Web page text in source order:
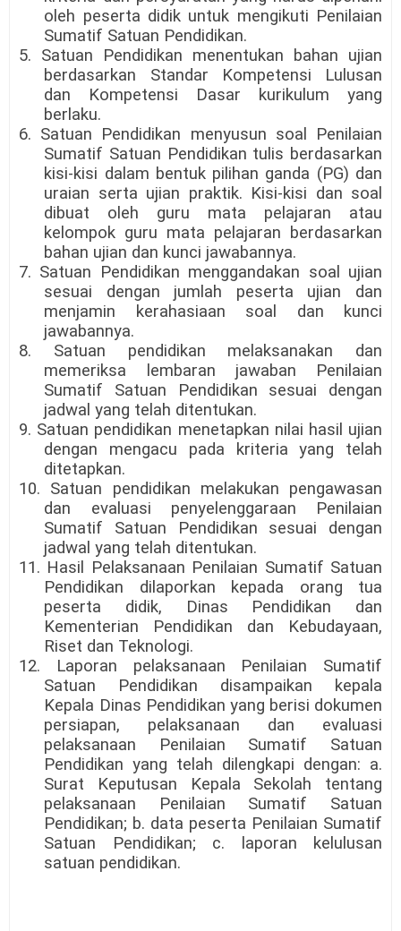
oleh peserta didik untuk mengikuti Penilaian
Sumatif Satuan Pendidikan.
5. Satuan Pendidikan menentukan bahan ujian
berdasarkan Standar Kompetensi Lulusan
dan Kompetensi Dasar kurikulum yang
berlaku.
6. Satuan Pendidikan menyusun soal Penilaian
Sumatif Satuan Pendidikan tulis berdasarkan
kisi-kisi dalam bentuk pilihan ganda (PG) dan
uraian serta ujian praktik. Kisi-kisi dan soal
dibuat oleh guru mata pelajaran atau
kelompok guru mata pelajaran berdasarkan
bahan ujian dan kunci jawabannya.
7. Satuan Pendidikan menggandakan soal ujian
sesuai dengan jumlah peserta ujian dan
menjamin kerahasiaan soal dan kunci
jawabannya.
8. Satuan pendidikan melaksanakan dan
memeriksa lembaran jawaban Penilaian
Sumatif Satuan Pendidikan sesuai dengan
jadwal yang telah ditentukan.
9. Satuan pendidikan menetapkan nilai hasil ujian
dengan mengacu pada kriteria yang telah
ditetapkan.
10. Satuan pendidikan melakukan pengawasan
dan evaluasi penyelenggaraan Penilaian
Sumatif Satuan Pendidikan sesuai dengan
jadwal yang telah ditentukan.
11. Hasil Pelaksanaan Penilaian Sumatif Satuan
Pendidikan dilaporkan kepada orang tua
peserta didik, Dinas Pendidikan dan
Kementerian Pendidikan dan Kebudayaan,
Riset dan Teknologi.
12. Laporan pelaksanaan Penilaian Sumatif
Satuan Pendidikan disampaikan kepala
Kepala Dinas Pendidikan yang berisi dokumen
persiapan, pelaksanaan dan evaluasi
pelaksanaan Penilaian Sumatif Satuan
Pendidikan yang telah dilengkapi dengan: a.
Surat Keputusan Kepala Sekolah tentang
pelaksanaan Penilaian Sumatif Satuan
Pendidikan; b. data peserta Penilaian Sumatif
Satuan Pendidikan; c. laporan kelulusan
satuan pendidikan.